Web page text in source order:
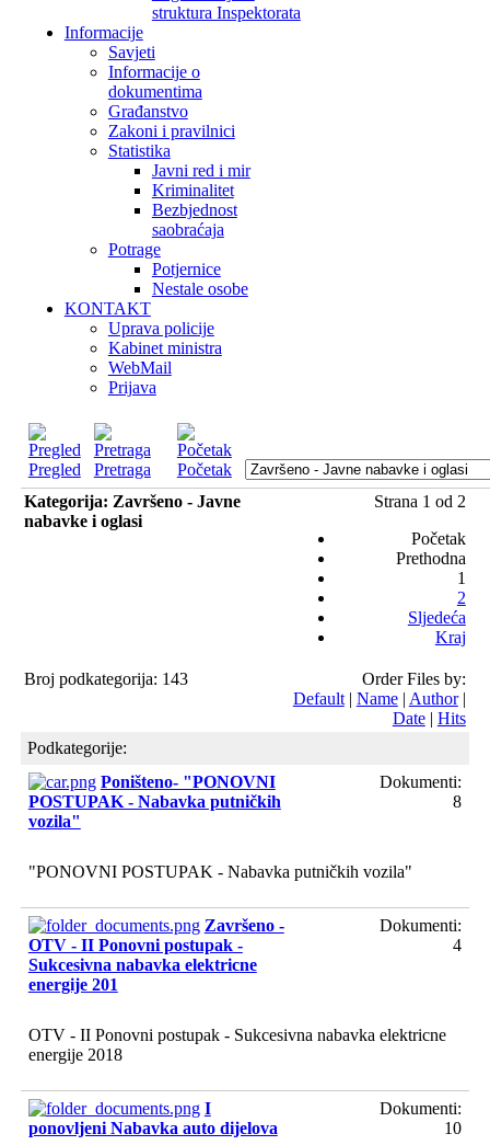
struktura Inspektorata
Informacije
Savjeti
Informacije o
dokumentima
Građanstvo
Zakoni i pravilnici
Statistika
Javni red i mir
Kriminalitet
Bezbjednost
saobraćaja
Potrage
Potjernice
Nestale osobe
KONTAKT
Uprava policije
Kabinet ministra
WebMail
Prijava
Pregled Pretraga
Početak
Kategorija: Završeno - Javne
nabavke i oglasi
Strana 1 od 2
Početak
Prethodna
1
2
Sljedeća
Kraj
Broj podkategorija: 143
Order Files by:
Default| Name| Author|
Date| Hits
Podkategorije:
Poništeno- "PONOVNI
POSTUPAK - Nabavka putničkih
vozila"
Dokumenti:
8
"PONOVNI POSTUPAK - Nabavka putničkih vozila"
Završeno -
OTV - II Ponovni postupak -
Sukcesivna nabavka elektricne
energije 201
Dokumenti:
4
OTV - II Ponovni postupak - Sukcesivna nabavka elektricne
energije 2018
I
ponovljeni Nabavka auto dijelova
Dokumenti:
10